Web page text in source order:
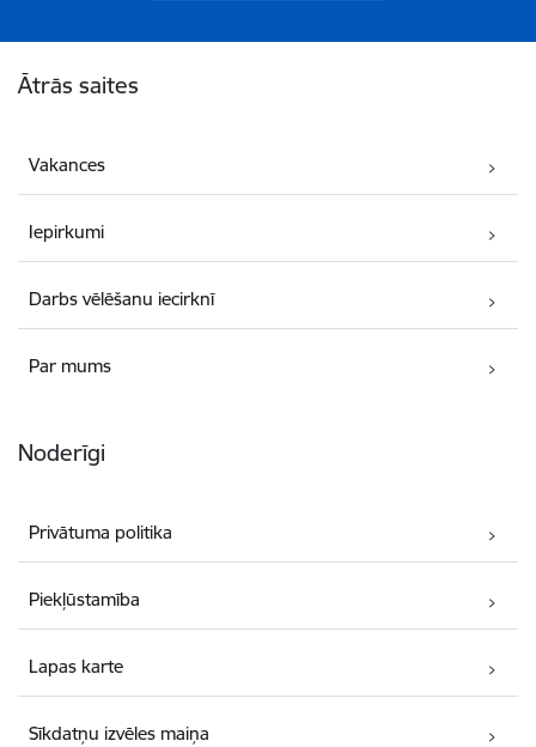
Ātrās saites
Vakances
Iepirkumi
Darbs vēlēšanu iecirknī
Par mums
Noderīgi
Privātuma politika
Piekļūstamība
Lapas karte
Sīkdatņu izvēles maiņa